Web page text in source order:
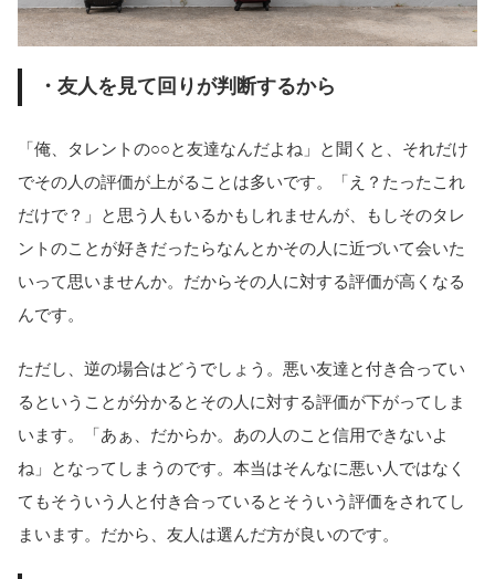
・友人を見て回りが判断するから
「俺、タレントの○○と友達なんだよね」と聞くと、それだけ
でその人の評価が上がることは多いです。「え？たったこれ
だけで？」と思う人もいるかもしれませんが、もしそのタレ
ントのことが好きだったらなんとかその人に近づいて会いた
いって思いませんか。だからその人に対する評価が高くなる
んです。
ただし、逆の場合はどうでしょう。悪い友達と付き合ってい
るということが分かるとその人に対する評価が下がってしま
います。「あぁ、だからか。あの人のこと信用できないよ
ね」となってしまうのです。本当はそんなに悪い人ではなく
てもそういう人と付き合っているとそういう評価をされてし
まいます。だから、友人は選んだ方が良いのです。